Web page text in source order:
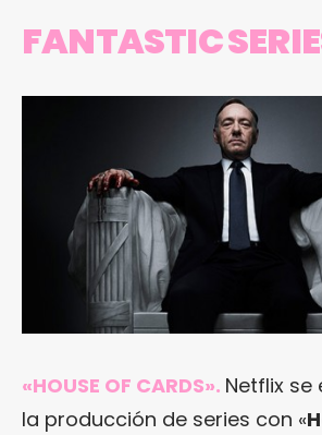
FANTASTIC
«HOUSE OF CARDS». Netflix se
la producción de series con «